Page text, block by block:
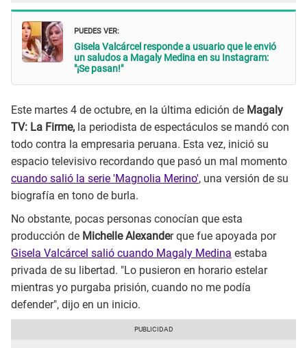
PUEDES VER:
Gisela Valcárcel responde a usuario que le envió
un saludos a Magaly Medina en su Instagram:
"¡Se pasan!"
Este martes 4 de octubre, en la última edición de Magaly
TV: La Firme, la periodista de espectáculos se mandó con
todo contra la empresaria peruana. Esta vez, inició su
espacio televisivo recordando que pasó un mal momento
cuando salió la serie 'Magnolia Merino', una versión de su
biografía en tono de burla.
No obstante, pocas personas conocían que esta
producción de Michelle Alexander que fue apoyada por
Gisela Valcárcel salió cuando Magaly Medina estaba
privada de su libertad. "Lo pusieron en horario estelar
mientras yo purgaba prisión, cuando no me podía
defender", dijo en un inicio.